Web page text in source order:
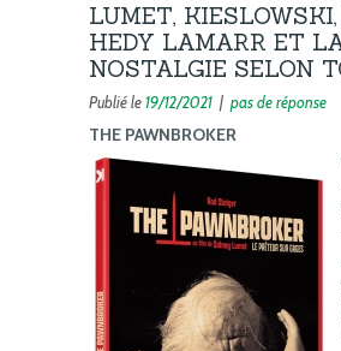
LUMET, KIESLOWSKI,
HEDY LAMARR ET
NOSTALGIE SELON
Publié le19/12/2021 | pas de réponse
THE PAWNBROKER